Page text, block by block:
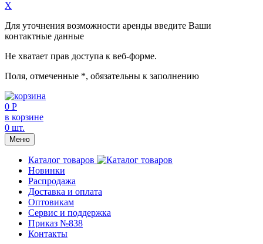
X
Для уточнения возможности аренды введите Ваши
контактные данные
Не хватает прав доступа к веб-форме.
Поля, отмеченные *, обязательны к заполнению
0 Р
в корзине
0 шт.
Меню
Каталог товаров
Новинки
Распродажа
Доставка и оплата
Оптовикам
Сервис и поддержка
Приказ №838
Контакты